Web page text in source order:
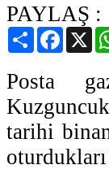
PAYLAŞ :
Paylaş X
Posta
tarihi